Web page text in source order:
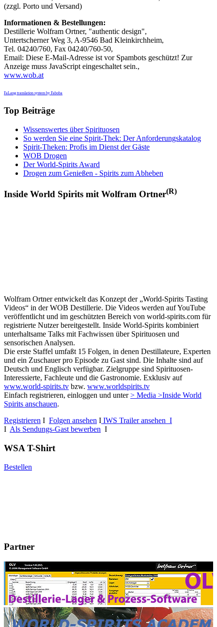
(zzgl. Porto und Versand)
Informationen & Bestellungen:
Destillerie Wolfram Ortner, "authentic design",
Untertscherner Weg 3, A-9546 Bad Kleinkirchheim,
Tel. 04240/760, Fax 04240/760-50,
Email: Diese E-Mail-Adresse ist vor Spambots geschützt! Zur
Anzeige muss JavaScript eingeschaltet sein.,
www.wob.at
FaLang translation system by Faboba
Top Beiträge
Wissenswertes über Spirituosen
So werden Sie eine Spirit-Thek: Der Anforderungskatalog
Spirit-Theken: Profis im Dienst der Gäste
WOB Drogen
Der World-Spirits Award
Drogen zum Genießen - Spirits zum Abheben
Inside World Spirits mit Wolfram Ortner(R)
Wolfram Ortner entwickelt das Konzept der „World-Spirits Tasting
Videos“ in der WOB Destillerie. Die Videos werden auf YouTube
veröffentlicht und im geschützten Bereich von world-spirits.com für
registrierte Nutzer bereitgestellt. Inside World-Spirits kombiniert
unterhaltsame Talks mit Fachwissen über Spirituosen und
sensorischen Analysen.
Die erste Staffel umfaßt 15 Folgen, in denen Destillateure, Experten
und ein Zuschauer pro Episode zu Gast sind. Die Inhalte sind auf
Deutsch und Englisch verfügbar. Zielgruppe sind Spirituosen-
Interessierte, Fachleute und die Gastronomie. Exklusiv auf
www.world-spirits.tv bzw. www.worldspirits.tv
Einfach registrieren, einloggen und unter> Media >Inside World
Spirits anschauen.
Registrieren I Folgen ansehen I IWS Trailer ansehen I
I Als Sendungs-Gast bewerben I
WSA T-Shirt
Bestellen
Partner